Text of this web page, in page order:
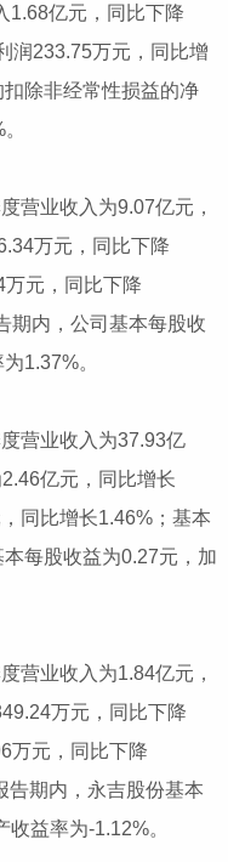
1.68亿元，同比下降
润233.75万元，同比增
除非经常性损益的净
业收入为9.07亿元，
万元，同比下降
元，同比下降
期内，公司基本每股收
1.37%。
营业收入为37.93亿
亿元，同比增长
同比增长1.46%；基本
每股收益为0.27元，加
业收入为1.84亿元，
万元，同比下降
万元，同比下降
告期内，永吉股份基本
收益率为-1.12%。